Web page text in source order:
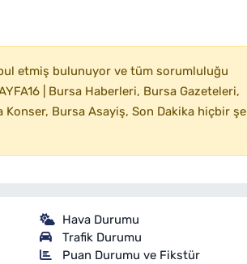
etmiş bulunuyor ve tüm sorumluluğu
| Bursa Haberleri, Bursa Gazeteleri,
Bursa Asayiş, Son Dakika hiçbir
Hava Durumu
Trafik Durumu
Puan Durumu ve Fikstür